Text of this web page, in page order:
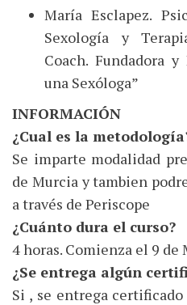
María Esclapez.
Sexología y
Coach. Fundadora
una Sexóloga”
INFORMACIÓN
¿Cual es la
Se imparte modalidad
de Murcia y tambien
a través de Periscope
¿Cuánto dura el curso?
4 horas. Comienza el 9 de
¿Se entrega algún
Si , se entrega